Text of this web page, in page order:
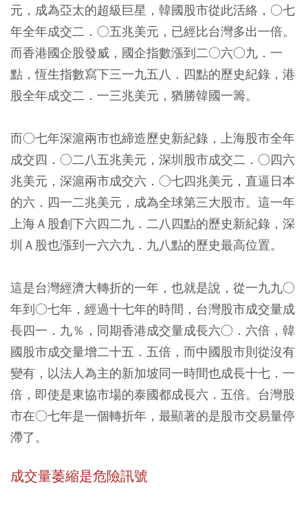
元，成為亞太的超級巨星，韓國股市從此活絡，○七
年全年成交二．○五兆美元，已經比台灣多出一倍。
而香港國企股發威，國企指數漲到二○六○九．一
點，恆生指數寫下三一九五八．四點的歷史紀錄，港
股全年成交二．一三兆美元，猶勝韓國一籌。
而○七年深滬兩市也締造歷史新紀錄，上海股市全年
成交四．○二八五兆美元，深圳股市成交二．○四六
兆美元，深滬兩市成交六．○七四兆美元，直逼日本
的六．四一二兆美元，成為全球第三大股市。這一年
上海Ａ股創下六四二九．二八四點的歷史新紀錄，深
圳Ａ股也漲到一六六九．九八點的歷史最高位置。
這是台灣經濟大轉折的一年，也就是說，從一九九○
年到○七年，經過十七年的時間，台灣股市成交量成
長四一．九％，同期香港成交量成長六○．六倍，韓
國股市成交量增二十五．五倍，而中國股市則從沒有
變有，以法人為主的新加坡同一時間也成長十七．一
倍，即使是東協市場的泰國都成長六．五倍。台灣股
市在○七年是一個轉折年，最顯著的是股市交易量停
滯了。
成交量萎縮是危險訊號